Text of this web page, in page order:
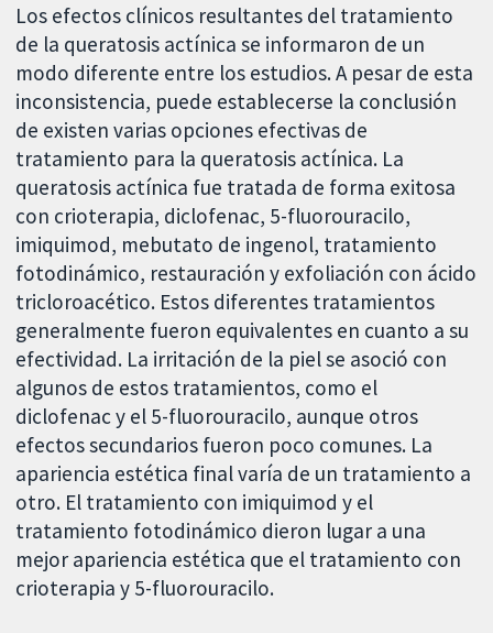
Los efectos clínicos resultantes del tratamiento
de la queratosis actínica se informaron de un
modo diferente entre los estudios. A pesar de esta
inconsistencia, puede establecerse la conclusión
de existen varias opciones efectivas de
tratamiento para la queratosis actínica. La
queratosis actínica fue tratada de forma exitosa
con crioterapia, diclofenac, 5-fluorouracilo,
imiquimod, mebutato de ingenol, tratamiento
fotodinámico, restauración y exfoliación con ácido
tricloroacético. Estos diferentes tratamientos
generalmente fueron equivalentes en cuanto a su
efectividad. La irritación de la piel se asoció con
algunos de estos tratamientos, como el
diclofenac y el 5-fluorouracilo, aunque otros
efectos secundarios fueron poco comunes. La
apariencia estética final varía de un tratamiento a
otro. El tratamiento con imiquimod y el
tratamiento fotodinámico dieron lugar a una
mejor apariencia estética que el tratamiento con
crioterapia y 5-fluorouracilo.